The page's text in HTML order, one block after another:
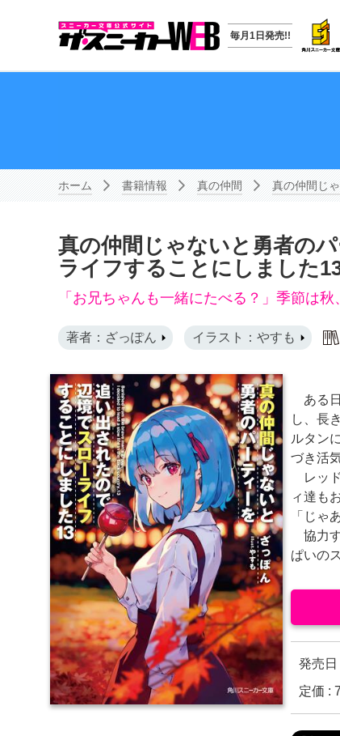
毎月1日発売!!
ホーム 書籍情報 真の仲間 真の仲間じ
真の仲間じゃないと勇者の
ライフすることにしました
「お兄ちゃんも一緒にたべる？」季節は秋
著者：ざっぽん イラスト：やすも
ある日
し、長
ルタン
づき活
レッド
ィ達も
「じゃ
協力す
ぱいの
発売日
定価 :